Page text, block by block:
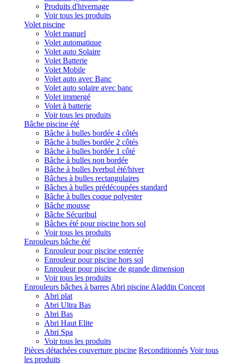
Produits d'hivernage
Voir tous les produits
Volet piscine
Volet manuel
Volet automatique
Volet auto Solaire
Volet Batterie
Volet Mobile
Volet auto avec Banc
Volet auto solaire avec banc
Volet immergé
Volet à batterie
Voir tous les produits
Bâche piscine été
Bâche à bulles bordée 4 côtés
Bâche à bulles bordée 2 côtés
Bâche à bulles bordée 1 côté
Bâche à bulles non bordée
Bâche à bulles Iverbul été/hiver
Bâches à bulles rectangulaires
Bâches à bulles prédécoupées standard
Bâche à bulles coque polyester
Bâche mousse
Bâche Sécuribul
Bâches été pour piscine hors sol
Voir tous les produits
Enrouleurs bâche été
Enrouleur pour piscine enterrée
Enrouleur pour piscine hors sol
Enrouleur pour piscine de grande dimension
Voir tous les produits
Enrouleurs bâches à barres Abri piscine Aladdin Concept
Abri plat
Abri Ultra Bas
Abri Bas
Abri Haut Elite
Abri Spa
Voir tous les produits
Pièces détachées couverture piscine Reconditionnés Voir tous
les produits